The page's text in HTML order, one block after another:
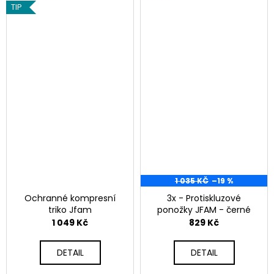
TIP
Ochranné kompresní
triko Jfam
1 049 Kč
DETAIL
1 035 KČ –19 %
3x - Protiskluzové
ponožky JFAM - černé
829 Kč
DETAIL
a